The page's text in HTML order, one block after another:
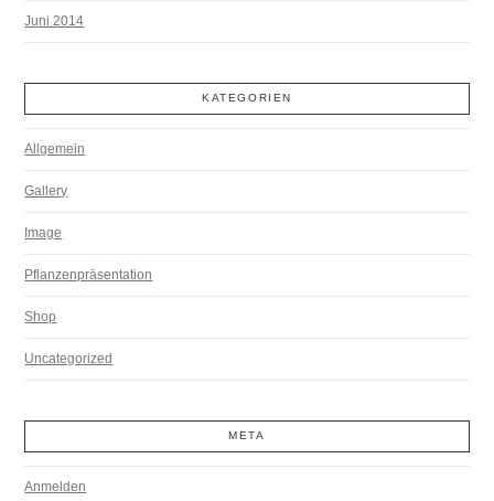
Juni 2014
KATEGORIEN
Allgemein
Gallery
Image
Pflanzenpräsentation
Shop
Uncategorized
META
Anmelden